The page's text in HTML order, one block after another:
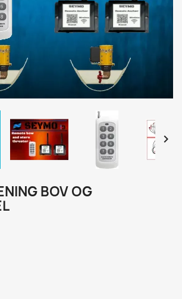

BOV OG